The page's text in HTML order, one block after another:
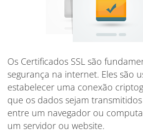
Os Certificados SSL são
segurança na internet. Eles são
estabelecer uma conexão
que os dados sejam
entre um navegador ou
um servidor ou website.